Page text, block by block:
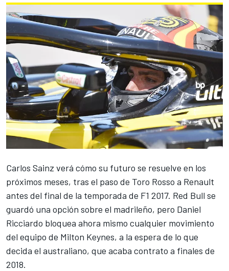
Carlos Sainz verá cómo su futuro se resuelve en los
próximos meses, tras el paso de Toro Rosso a Renault
antes del final de la temporada de F1 2017. Red Bull se
guardó una opción sobre el madrileño, pero Daniel
Ricciardo bloquea ahora mismo cualquier movimiento
del equipo de Milton Keynes, a la espera de lo que
decida el australiano, que acaba contrato a finales de
2018.